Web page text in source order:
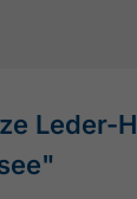
Leder-